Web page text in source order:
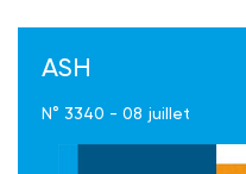
ASH
N° 3340 - 08 juillet